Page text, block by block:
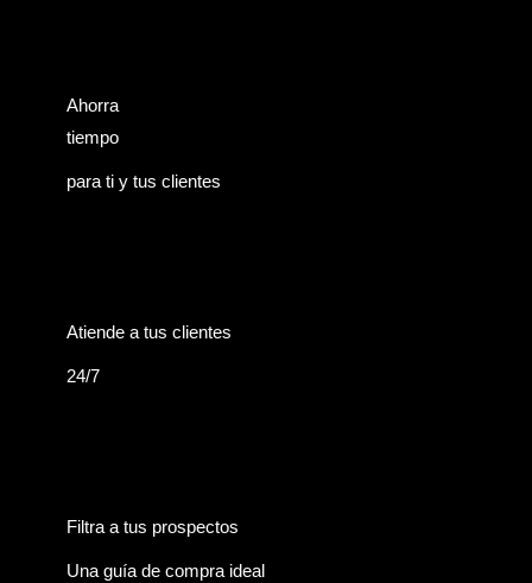
Ahorra
tiempo
para ti y tus clientes
Atiende a tus clientes
24/7
Filtra a tus prospectos
Una guía de compra ideal